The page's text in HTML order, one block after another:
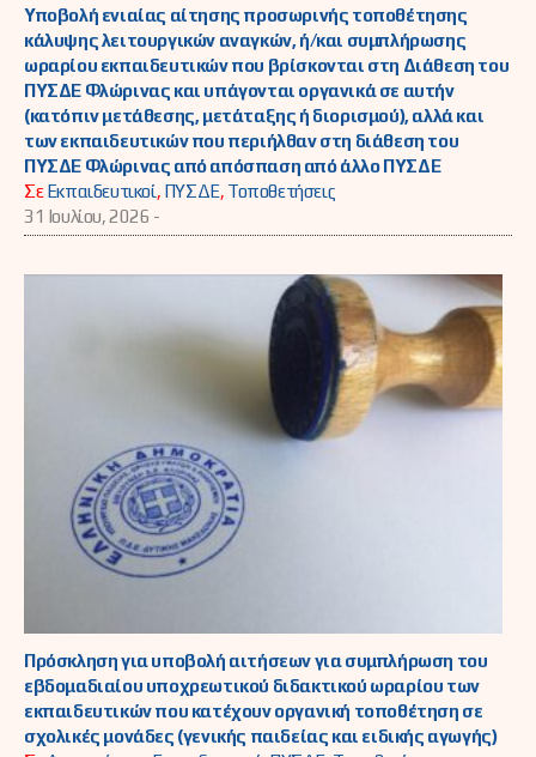
Υποβολή ενιαίας αίτησης προσωρινής τοποθέτησης
κάλυψης λειτουργικών αναγκών, ή/και συμπλήρωσης
ωραρίου εκπαιδευτικών που βρίσκονται στη Διάθεση του
ΠΥΣΔΕ Φλώρινας και υπάγονται οργανικά σε αυτήν
(κατόπιν μετάθεσης, μετάταξης ή διορισμού), αλλά και
των εκπαιδευτικών που περιήλθαν στη διάθεση του
ΠΥΣΔΕ Φλώρινας από απόσπαση από άλλο ΠΥΣΔΕ
ΣεΕκπαιδευτικοί, ΠΥΣΔΕ, Τοποθετήσεις
31 Ιουλίου, 2026 -
Πρόσκληση για υποβολή αιτήσεων για συμπλήρωση του
εβδομαδιαίου υποχρεωτικού διδακτικού ωραρίου των
εκπαιδευτικών που κατέχουν οργανική τοποθέτηση σε
σχολικές μονάδες (γενικής παιδείας και ειδικής αγωγής)